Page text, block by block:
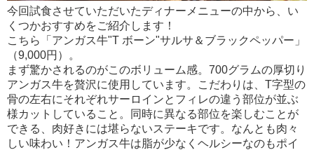
今回試食させていただいたディナーメニューの中から、い
くつかおすすめをご紹介します！
こちら「アンガス牛"T ボーン"サルサ＆ブラックペッパー」
（9,000円）。
まず驚かされるのがこのボリューム感。700グラムの厚切り
アンガス牛を贅沢に使用しています。こだわりは、T字型の
骨の左右にそれぞれサーロインとフィレの違う部位が並ぶ
様カットしていること。同時に異なる部位を楽しむことが
できる、肉好きには堪らないステーキです。なんとも肉々
しい味わい！アンガス牛は脂が少なくヘルシーなのもポイ